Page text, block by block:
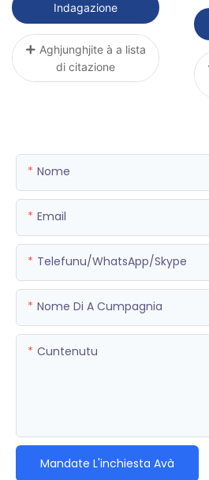
Indagazione
Aghjunghjite à a lista
di citazione
Nome
Email
Telefunu/WhatsApp/Skype
Nome Di A Cumpagnia
Cuntenutu
Mandate L'inchiesta Avà